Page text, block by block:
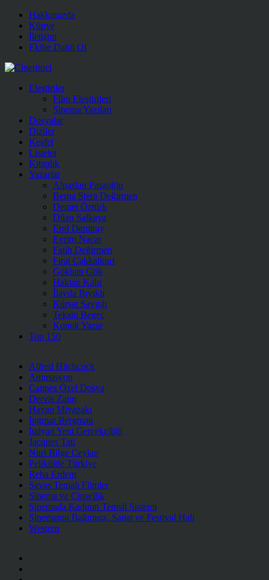
Hakkımızda
Künye
İletişim
Ekibe Dahil Ol
Eleştiriler
Film Eleştirileri
Sinema Yazıları
Dosyalar
Diziler
Keşfet
Listeler
Kitaplık
Yazarlar
Alpaslan Paşaoğlu
Berna Stera Değirmen
Demet Öztürk
Dilan Salkaya
Erol Demiray
Evrim Nacar
Fatih Değirmen
Fırat Çakkalkurt
Gökhan Gök
Haktan Kalır
İlayda Bıyıklı
Kürşat Saygılı
Teksin Begeç
Konuk Yazar
Top 150
Alfred Hitchcock
Animasyon
Cannes Özel Dosya
Derviş Zaim
Hayao Miyazaki
Ingmar Bergman
İtalyan Yeni Gerçekçiliği
Jacques Tati
Nuri Bilge Ceylan
Pelikülde Türkiye
Reha Erdem
Savaş Temalı Filmler
Sinema ve Cinsellik
Sinemada Kadının Temsil Sistemi
Sinemanın Bağımsız, Sanat ve Festival Hali
Western